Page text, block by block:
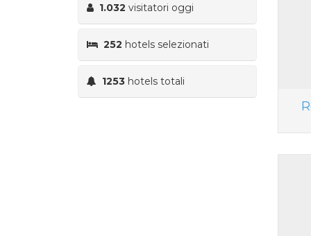
1.032 visitatori oggi
252 hotels selezionati
1253 hotels totali